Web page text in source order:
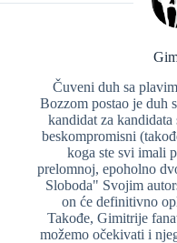
Čuveni duh sa
Bozzom postao je duh
kandidat za
beskompromisni
koga ste svi imali
prelomnoj, epoholno
Sloboda" Svojim
on će definitivno
Takođe, Gimitrije
možemo očekivati i